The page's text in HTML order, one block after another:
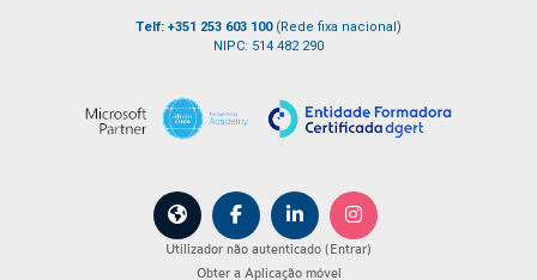
Telf: +351 253 603 100 (Rede fixa nacional)
NIPC: 514 482 290
Utilizador não autenticado ( Entrar)
Obter a Aplicação móvel